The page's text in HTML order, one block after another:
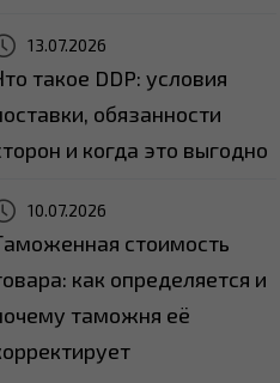
13.07.2026
такое DDP: условия
обязанности
и когда это выгодно
10.07.2026
стоимость
как определяется и
таможня её